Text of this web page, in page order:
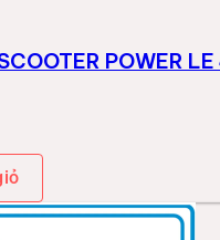
POWER